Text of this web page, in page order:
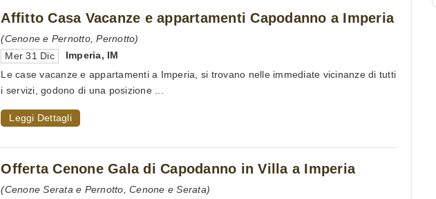
Affitto Casa Vacanze e appartamenti Capodanno a Imperia
(Cenone e Pernotto, Pernotto)
Mer 31 Dic
Imperia, IM
Le case vacanze e appartamenti a Imperia, si trovano nelle immediate vicinanze di tutti
i servizi, godono di una posizione ...
Leggi Dettagli
Offerta Cenone Gala di Capodanno in Villa a Imperia
(Cenone Serata e Pernotto, Cenone e Serata)